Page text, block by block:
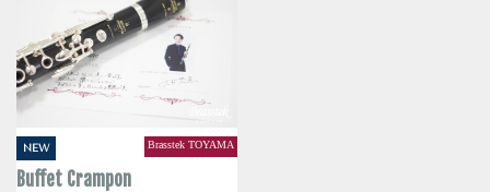
NEW Brasstek TOYAMA
Buffet Crampon